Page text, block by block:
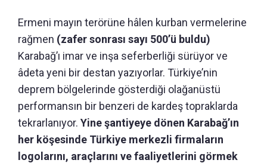
Ermeni mayın terörüne hâlen kurban vermelerine
rağmen (zafer sonrası sayı 500’ü buldu)
Karabağ’ı imar ve inşa seferberliği sürüyor ve
âdeta yeni bir destan yazıyorlar. Türkiye’nin
deprem bölgelerinde gösterdiği olağanüstü
performansın bir benzeri de kardeş topraklarda
tekrarlanıyor. Yine şantiyeye dönen Karabağ’ın
her köşesinde Türkiye merkezli firmaların
logolarını, araçlarını ve faaliyetlerini görmek